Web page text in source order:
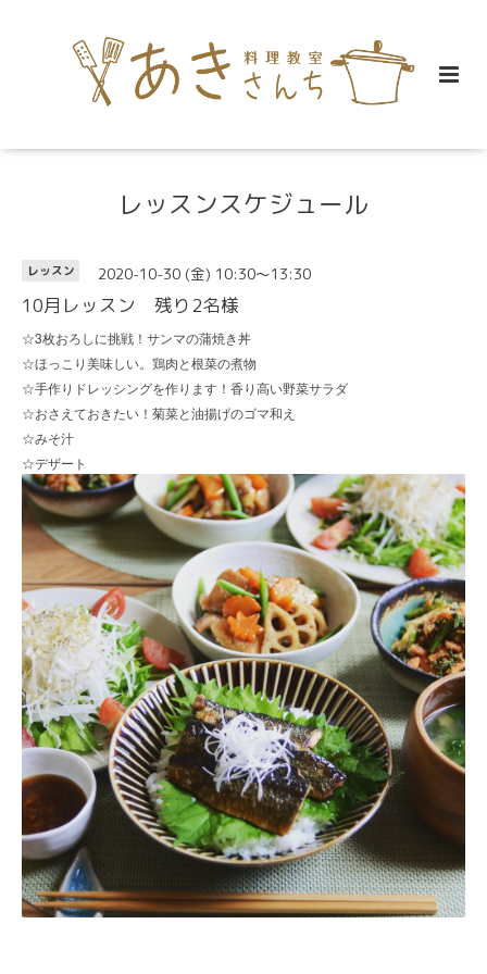
レッスンスケジュール
レッスン 2020-10-30 (金) 10:30～13:30
10月レッスン 残り2名様
☆3枚おろしに挑戦！サンマの蒲焼き丼
☆ほっこり美味しい。鶏肉と根菜の煮物
☆手作りドレッシングを作ります！香り高い野菜サラダ
☆おさえておきたい！菊菜と油揚げのゴマ和え
☆みそ汁
☆デザート